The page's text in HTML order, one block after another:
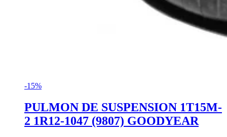
-15%
PULMON DE SUSPENSION 1T15M-
2 1R12-1047 (9807) GOODYEAR